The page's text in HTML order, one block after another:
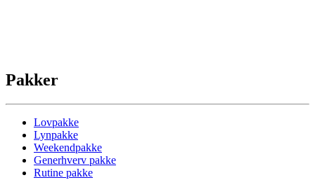
Pakker
Lovpakke
Lynpakke
Weekendpakke
Generhverv pakke
Rutine pakke